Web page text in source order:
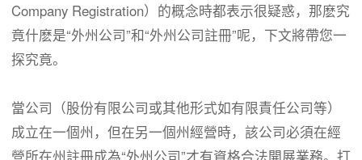
Company Registration）的概念時都表示很疑惑，那麽究
竟什麽是“外州公司”和“外州公司註冊”呢，下文將帶您一
探究竟。
當公司（股份有限公司或其他形式如有限責任公司等）
成立在一個州，但在另一個州經營時，該公司必須在經
營所在州註冊成為“外州公司”才有資格合法開展業務。打